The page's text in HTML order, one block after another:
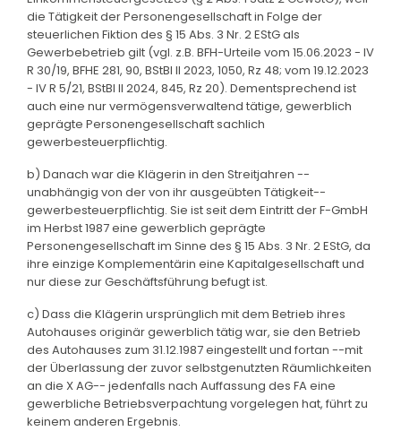
die Tätigkeit der Personengesellschaft in Folge der
steuerlichen Fiktion des § 15 Abs. 3 Nr. 2 EStG als
Gewerbebetrieb gilt (vgl. z.B. BFH-Urteile vom 15.06.2023 - IV
R 30/19, BFHE 281, 90, BStBl II 2023, 1050, Rz 48; vom 19.12.2023
- IV R 5/21, BStBl II 2024, 845, Rz 20). Dementsprechend ist
auch eine nur vermögensverwaltend tätige, gewerblich
geprägte Personengesellschaft sachlich
gewerbesteuerpflichtig.
b) Danach war die Klägerin in den Streitjahren --
unabhängig von der von ihr ausgeübten Tätigkeit--
gewerbesteuerpflichtig. Sie ist seit dem Eintritt der F-GmbH
im Herbst 1987 eine gewerblich geprägte
Personengesellschaft im Sinne des § 15 Abs. 3 Nr. 2 EStG, da
ihre einzige Komplementärin eine Kapitalgesellschaft und
nur diese zur Geschäftsführung befugt ist.
c) Dass die Klägerin ursprünglich mit dem Betrieb ihres
Autohauses originär gewerblich tätig war, sie den Betrieb
des Autohauses zum 31.12.1987 eingestellt und fortan --mit
der Überlassung der zuvor selbstgenutzten Räumlichkeiten
an die X AG-- jedenfalls nach Auffassung des FA eine
gewerbliche Betriebsverpachtung vorgelegen hat, führt zu
keinem anderen Ergebnis.